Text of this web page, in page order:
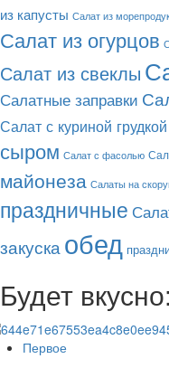
из капусты Салат из
Салат из огурцов
Салат из свеклы
Салатные заправки
Салат с куриной грудкой
сыром Салат с фасолью
майонеза Салаты на
праздничные
закуска обед
Будет вкусно:
Первое